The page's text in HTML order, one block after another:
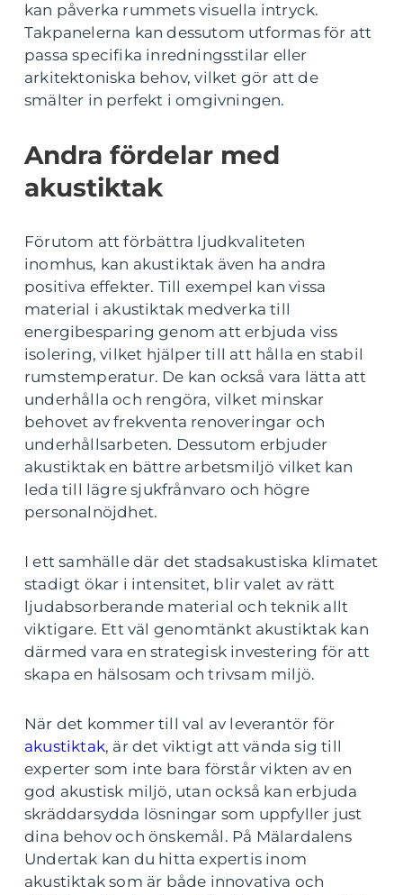
kan påverka rummets visuella intryck.
Takpanelerna kan dessutom utformas för att
passa specifika inredningsstilar eller
arkitektoniska behov, vilket gör att de
smälter in perfekt i omgivningen.
Andra fördelar med
akustiktak
Förutom att förbättra ljudkvaliteten
inomhus, kan akustiktak även ha andra
positiva effekter. Till exempel kan vissa
material i akustiktak medverka till
energibesparing genom att erbjuda viss
isolering, vilket hjälper till att hålla en stabil
rumstemperatur. De kan också vara lätta att
underhålla och rengöra, vilket minskar
behovet av frekventa renoveringar och
underhållsarbeten. Dessutom erbjuder
akustiktak en bättre arbetsmiljö vilket kan
leda till lägre sjukfrånvaro och högre
personalnöjdhet.
I ett samhälle där det stadsakustiska klimatet
stadigt ökar i intensitet, blir valet av rätt
ljudabsorberande material och teknik allt
viktigare. Ett väl genomtänkt akustiktak kan
därmed vara en strategisk investering för att
skapa en hälsosam och trivsam miljö.
När det kommer till val av leverantör för
akustiktak, är det viktigt att vända sig till
experter som inte bara förstår vikten av en
god akustisk miljö, utan också kan erbjuda
skräddarsydda lösningar som uppfyller just
dina behov och önskemål. På Mälardalens
Undertak kan du hitta expertis inom
akustiktak som är både innovativa och